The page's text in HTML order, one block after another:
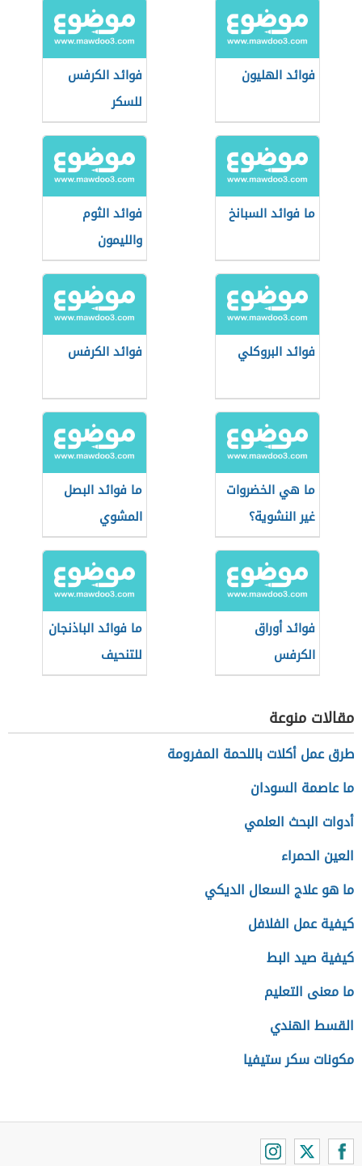
فوائد الهليون
فوائد الكرفس
للسكر
ما فوائد السبانخ
فوائد الثوم
والليمون
فوائد البروكلي فوائد الكرفس
ما هي الخضروات
غير النشوية؟
ما فوائد البصل
المشوي
فوائد أوراق
الكرفس
ما فوائد الباذنجان
للتنحيف
مقالات منوعة
طرق عمل أكلات باللحمة المفرومة
ما عاصمة السودان
أدوات البحث العلمي
العين الحمراء
ما هو علاج السعال الديكي
كيفية عمل الفلافل
كيفية صيد البط
ما معنى التعليم
القسط الهندي
مكونات سكر ستيفيا